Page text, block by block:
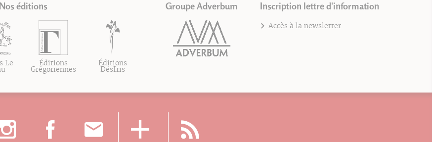
Nos éditions
Le Éditions
Grégoriennes
Éditions
DésIris
Groupe Adverbum Inscription lettre d'information
Accès à la newsletter